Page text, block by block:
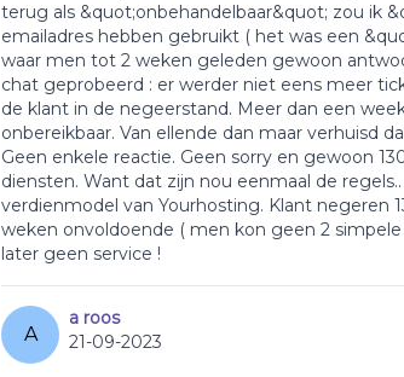
terug als &quot;onbehandelbaar&quot; zou ik
emailadres hebben gebruikt ( het was een
waar men tot 2 weken geleden gewoon
chat geprobeerd : er werder niet eens meer
de klant in de negeerstand. Meer dan een
onbereikbaar. Van ellende dan maar verhuisd
Geen enkele reactie. Geen sorry en gewoon
diensten. Want dat zijn nou eenmaal de
verdienmodel van Yourhosting. Klant negeren
weken onvoldoende ( men kon geen 2
later geen service !
A
a roos
21-09-2023